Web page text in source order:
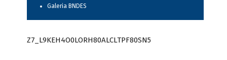
Galeria BNDES
Z7_L9KEH4O0LORH80ALCLTPF80SN5